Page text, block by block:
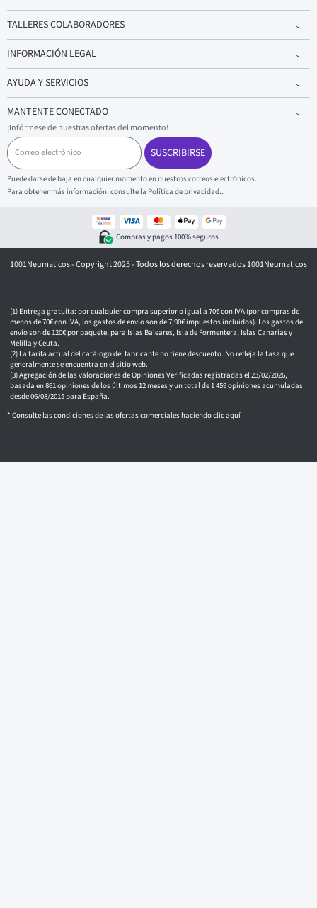
TALLERES COLABORADORES
INFORMACIÓN LEGAL
AYUDA Y SERVICIOS
MANTENTE CONECTADO
¡Infórmese de nuestras ofertas del momento!
C
o
r
r
e
o
n
o
SUSCRIBIRSE
Puede darse de baja en cualquier momento en nuestros correos electrónicos.
Para obtener más información, consulte la Política de privacidad..
Compras y pagos 100% seguros
1001Neumaticos - Copyright 2025 - Todos los derechos reservados 1001Neumaticos
Entrega gratuita: por cualquier compra superior o igual a 70€ con IVA (por compras de
menos de 70€ con IVA, los gastos de envío son de 7,90€ impuestos incluidos). Los gastos de
envío son de 120€ por paquete, para Islas Baleares, Isla de Formentera, Islas Canarias y
Melilla y Ceuta.
La tarifa actual del catálogo del fabricante no tiene descuento. No refleja la tasa que
generalmente se encuentra en el sitio web.
Agregación de las valoraciones de Opiniones Verificadas registradas el 23/02/2026,
basada en 861 opiniones de los últimos 12 meses y un total de 1 459 opiniones acumuladas
desde 06/08/2015 para España.
* Consulte las condiciones de las ofertas comerciales haciendoclic aquí